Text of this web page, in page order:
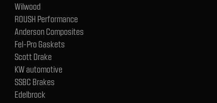
Wilwood
ROUSH Performance
Anderson Composites
Fel-Pro Gaskets
Scott Drake
KW automotive
SSBC Brakes
Edelbrock